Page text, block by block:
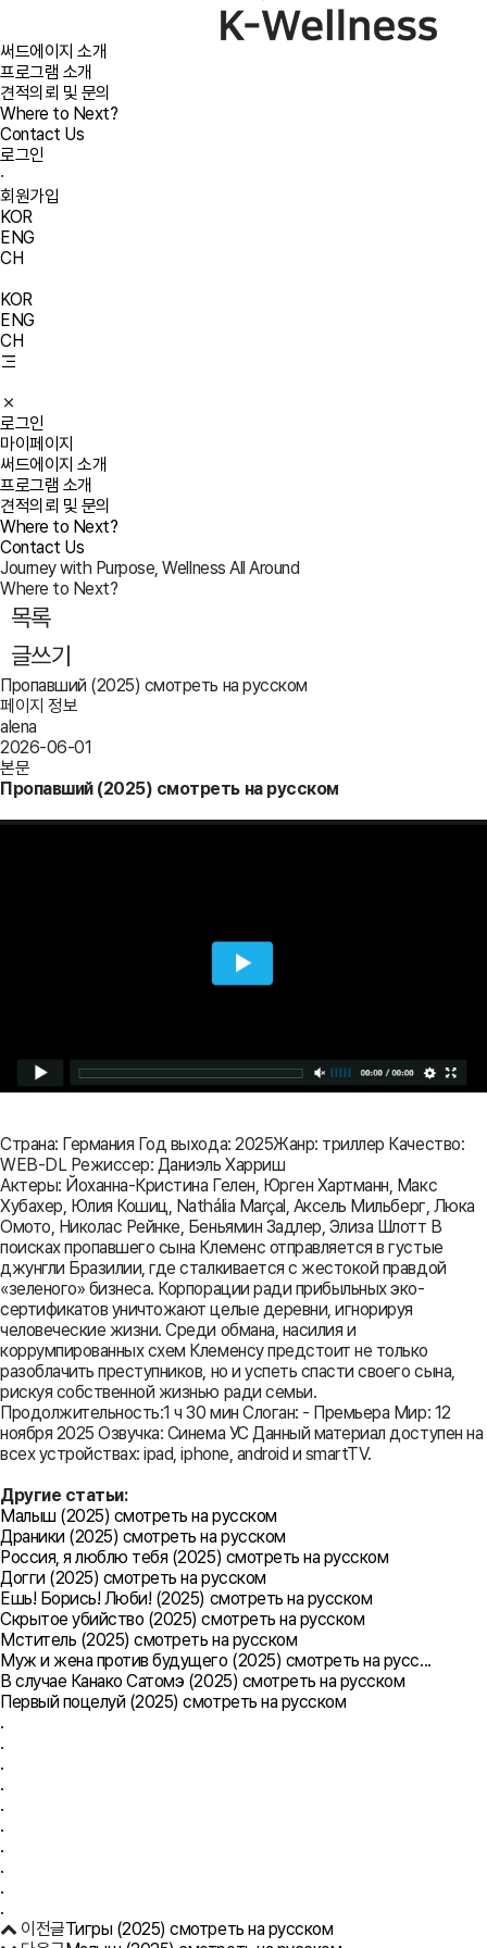
써드에이지 소개
프로그램 소개
견적의뢰 및 문의
Where to Next?
Contact Us
로그인
·
회원가입
KOR
ENG
CH
KOR
ENG
CH
로그인
마이페이지
써드에이지 소개
프로그램 소개
견적의뢰 및 문의
Where to Next?
Contact Us
Journey with Purpose, Wellness All Around
Where to Next?
목록
글쓰기
Пропавший (2025) смотреть на русском
페이지 정보
alena
2026-06-01
본문
Пропавший (2025) смотреть на русском
Страна: Германия Год выхода: 2025Жанр: триллер Качество:
WEB-DL Режиссер: Даниэль Харриш
Актеры: Йоханна-Кристина Гелен, Юрген Хартманн, Макс
Хубахер, Юлия Кошиц, Nathália Marçal, Аксель Мильберг, Люка
Омото, Николас Рейнке, Беньямин Задлер, Элиза Шлотт В
поисках пропавшего сына Клеменс отправляется в густые
джунгли Бразилии, где сталкивается с жестокой правдой
«зеленого» бизнеса. Корпорации ради прибыльных эко-
сертификатов уничтожают целые деревни, игнорируя
человеческие жизни. Среди обмана, насилия и
коррумпированных схем Клеменсу предстоит не только
разоблачить преступников, но и успеть спасти своего сына,
рискуя собственной жизнью ради семьи.
Продолжительность:1 ч 30 мин Слоган: - Премьера Мир: 12
ноября 2025 Озвучка: Синема УС Данный материал доступен на
всех устройствах: ipad, iphone, android и smartTV.
Другие статьи:
Малыш (2025) смотреть на русском
Драники (2025) смотреть на русском
Россия, я люблю тебя (2025) смотреть на русском
Догги (2025) смотреть на русском
Ешь! Борись! Люби! (2025) смотреть на русском
Скрытое убийство (2025) смотреть на русском
Мститель (2025) смотреть на русском
Муж и жена против будущего (2025) смотреть на русс...
В случае Канако Сатомэ (2025) смотреть на русском
Первый поцелуй (2025) смотреть на русском
.
.
.
.
.
.
.
.
.
.
이전글Тигры (2025) смотреть на русском